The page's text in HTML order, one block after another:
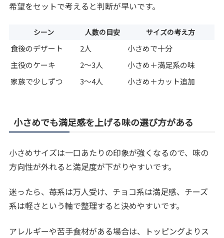
希望をセットで考えると判断が早いです。
シーン 人数の目安 サイズの考え方
食後のデザート 2人
小さめで十分
主役のケーキ
2〜3人
小さめ＋満足系の味
家族で少しずつ
3〜4人 小さめ＋カット追加
小さめでも満足感を上げる味の選び方がある
小さめサイズは一口あたりの印象が強くなるので、味の
方向性が外れると満足度が下がりやすいです。
迷ったら、苺系は万人受け、チョコ系は満足感、チーズ
系は軽さという軸で整理すると決めやすいです。
アレルギーや苦手食材がある場合は、トッピングよりス